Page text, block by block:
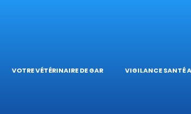
VOTRE VÉTÉRINAIRE DE GARDE
L’HÔPITAL
VIGILANCE SANTÉ